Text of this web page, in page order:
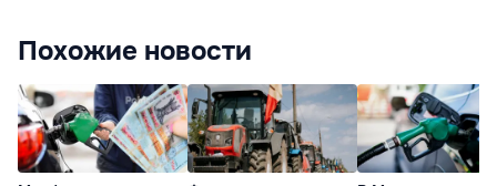
Похожие новости